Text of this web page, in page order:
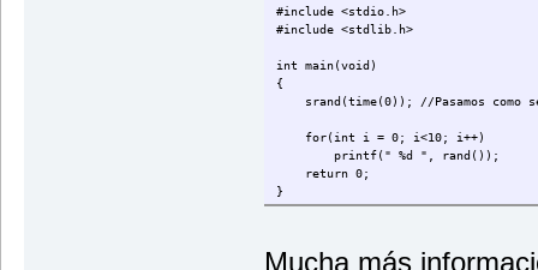
#include <stdio.h>
#include <stdlib.h>
int main(void)
{
srand(time(0)); //Pasamos como
for(int i = 0; i<10; i++)
printf(" %d ", rand());
return 0;
}
Mucha más